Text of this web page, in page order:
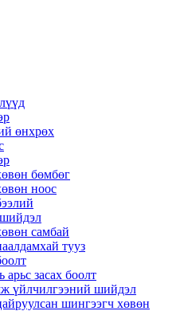
өнхрөх
бөмбөг
ноос
самбай
тууз
засах боолт
үйлчилгээний шийдэл
шингээгч хөвөн